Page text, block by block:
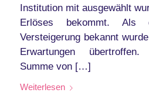
Institution mit ausgewählt
Erlöses bekommt. Als
Versteigerung bekannt
Erwartungen
Summe von […]
Weiterlesen